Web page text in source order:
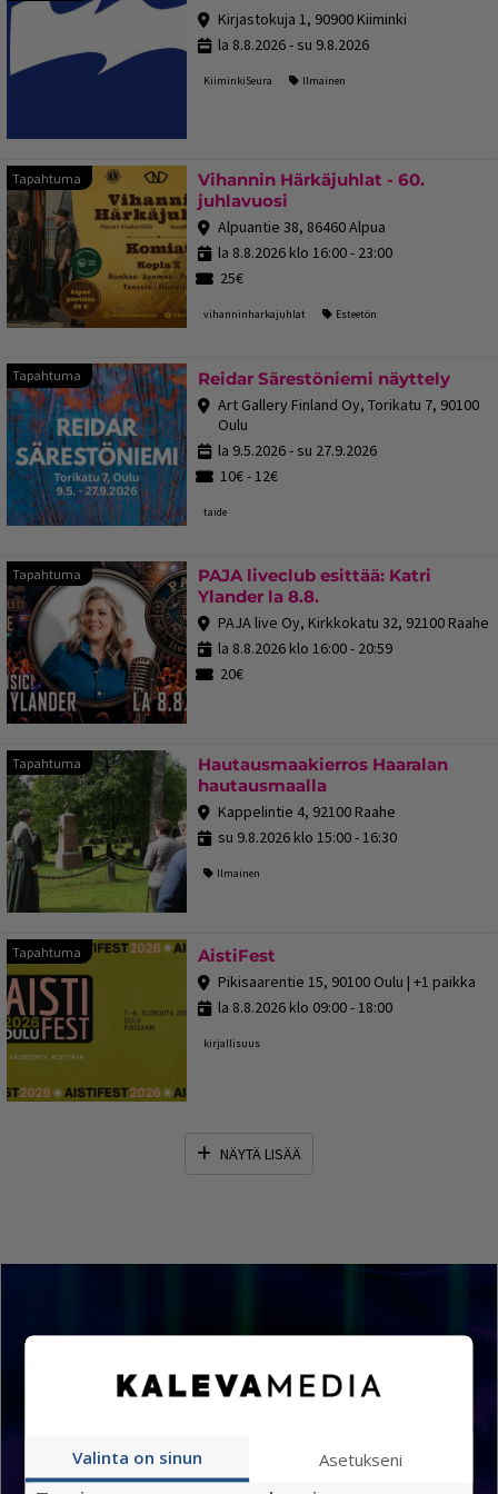
Kirjastokuja 1, 90900 Kiiminki
la 8.8.2026 - su 9.8.2026
KiiminkiSeura Ilmainen
Tapahtuma
Vihannin Härkäjuhlat - 60.
juhlavuosi
Alpuantie 38, 86460 Alpua
la 8.8.2026 klo 16:00 - 23:00
25€
vihanninharkajuhlat Esteetön
Tapahtuma Reidar Särestöniemi näyttely
Art Gallery Finland Oy, Torikatu 7, 90100
Oulu
la 9.5.2026 - su 27.9.2026
10€ - 12€
taide
Tapahtuma
PAJA liveclub esittää: Katri
Ylander la 8.8.
PAJA live Oy, Kirkkokatu 32, 92100 Raahe
la 8.8.2026 klo 16:00 - 20:59
20€
Tapahtuma
Hautausmaakierros Haaralan
hautausmaalla
Kappelintie 4, 92100 Raahe
su 9.8.2026 klo 15:00 - 16:30
Ilmainen
Tapahtuma AistiFest
Pikisaarentie 15, 90100 Oulu | +1 paikka
la 8.8.2026 klo 09:00 - 18:00
kirjallisuus
NÄYTÄ LISÄÄ
Tapahtumat kartalla
Valinta on sinun Asetukseni